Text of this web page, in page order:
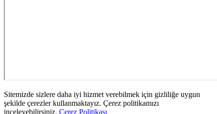
Sitemizde sizlere daha iyi hizmet verebilmek için gizliliğe uygun
şekilde çerezler kullanmaktayız. Çerez politikamızı
inceleyebilirsiniz. Çerez Politikası